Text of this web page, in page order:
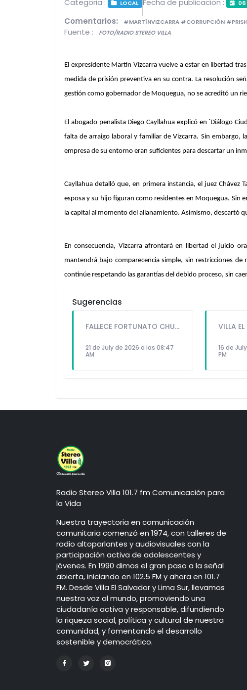
Categoria : LOCAL Fecha de publicacion : 06
Comentarios:
#MARTÍNVIZCARRA #CORRUPCIÓN
Fuente : FOTO/RADIO STEREO VILLA
El expresidente Martín Vizcarra vuelve a estar en libertad
medida de prisión preventiva en su contra. La resolución
gestión como gobernador de Moquegua, no se acreditó un
El abogado penalista Diego Cayllahua explicó en `Diálogo
falta de arraigo laboral y familiar de Vizcarra. Sin embargo,
empresa de su entorno eran suficientes para descartar un
Cayllahua detalló que, en primera instancia, el juez Chávez
esposa y su hijo figuran como residentes en Moquegua. Sin
la capital al momento del allanamiento. Asimismo, descartó
En consecuencia, Vizcarra afrontará en libertad el juicio
mantendrá bajo comparecencia simple, sin restricciones
continúe respetando las garantías del debido proceso, sin
Sugerencias
FALLECE FORTUNATO CHUQUITAYPE ANDRADE, “EL CHOLO”, REFERENTE DE LA SOLIDARIDAD Y LA CULTURA EN VILLA EL SALVADOR
21 de July de 2026 a las 08:47
AM
16 de
PM
Radio Stereo Villa 101.7 fm Comunicación para
la Vida
Nuestra trayectoria en comunicación
comunitaria comenzó en 1974, con talleres de
radio altoparlantes y audiovisuales con la
participación activa de adolescentes y
jóvenes. En 1990 dimos el gran paso a la señal
abierta, iniciando en 102.5 FM y ahora en 101.7
FM. Desde Villa El Salvador y Lima Sur, llevamos
nuestra voz al mundo, promoviendo una
ciudadanía activa y responsable, difundiendo
la riqueza social, política y cultural de nuestra
comunidad, y fomentando el desarrollo
sostenible y democrático.